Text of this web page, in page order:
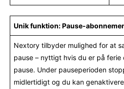
Unik funktion: Pause-
Nextory tilbyder mulighed for at
pause – nyttigt hvis du er på
pause. Under pauseperioden
midlertidigt og du kan